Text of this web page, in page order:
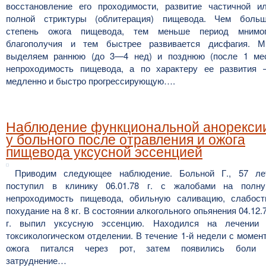
восстановление его проходимости, развитие частичной
полной стриктуры (облитерация) пищевода. Чем
степень ожога пищевода, тем меньше период
благополучия и тем быстрее развивается дисфагия.
выделяем раннюю (до 3—4 нед) и позднюю (после 1
непроходимость пищевода, а по характеру ее развития
медленно и быстро прогрессирующую….
Наблюдение функциональной
у больного после отравления и ожога
пищевода уксусной эссенцией
Приводим следующее наблюдение. Больной Г., 57
поступил в клинику 06.01.78 г. с жалобами на
непроходимость пищевода, обильную саливацию,
похудание на 8 кг. В состоянии алкогольного опьянения
г. выпил уксусную эссенцию. Находился на лечении
токсикологическом отделении. В течение 1-й недели с
ожога питался через рот, затем появились боли
затруднение…